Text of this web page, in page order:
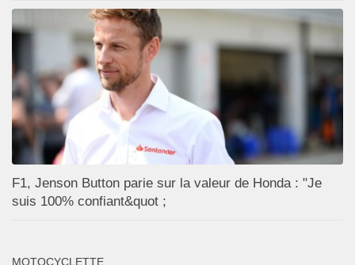
F1, Jenson Button parie sur la valeur de Honda : "Je
suis 100% confiant&quot ;
MOTOCYCLETTE